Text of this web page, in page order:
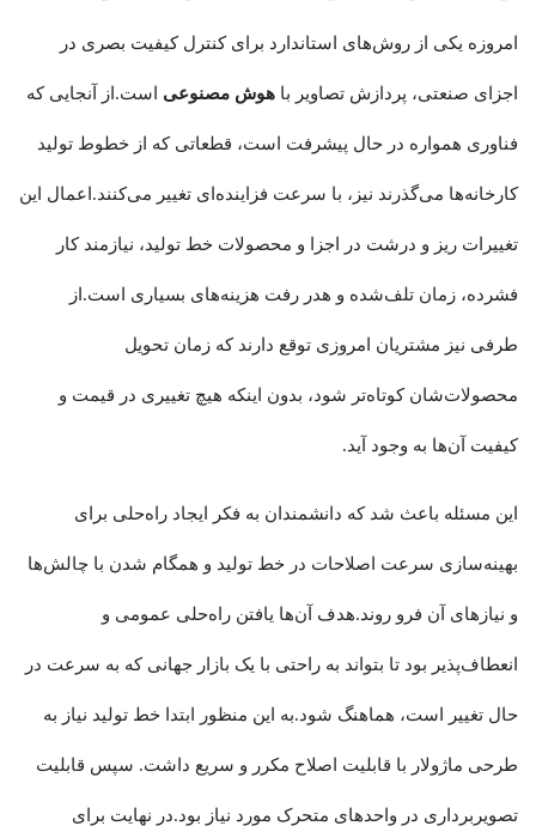
امروزه یکی از روش‌های استاندارد برای کنترل کیفیت بصری در
اجزای صنعتی، پردازش تصاویر با هوش مصنوعی است.از آنجایی که
فناوری همواره در حال پیشرفت است، قطعاتی که از خطوط تولید
کارخانه‌ها می‌گذرند نیز، با سرعت فزاینده‌ای تغییر می‌کنند.اعمال این
تغییرات ریز و درشت در اجزا و محصولات خط تولید، نیازمند کار
فشرده، زمان تلف‌شده و هدر رفت هزینه‌های بسیاری است.از
طرفی نیز مشتریان امروزی توقع دارند که زمان تحویل
محصولات‌شان کوتاه‌تر شود، بدون اینکه هیچ تغییری در قیمت و
کیفیت آن‌ها به وجود آید.
این مسئله باعث شد که دانشمندان به فکر ایجاد راه‌حلی برای
بهینه‌سازی سرعت اصلاحات در خط تولید و همگام شدن با چالش‌ها
و نیازهای آن فرو روند.هدف آن‌ها یافتن راه‌حلی عمومی و
انعطاف‌پذیر بود تا بتواند به راحتی با یک بازار جهانی که به سرعت در
حال تغییر است، هماهنگ شود.به این منظور ابتدا خط تولید نیاز به
طرحی ماژولار با قابلیت اصلاح مکرر و سریع داشت. سپس قابلیت
تصویربرداری در واحدهای متحرک مورد نیاز بود.در نهایت برای